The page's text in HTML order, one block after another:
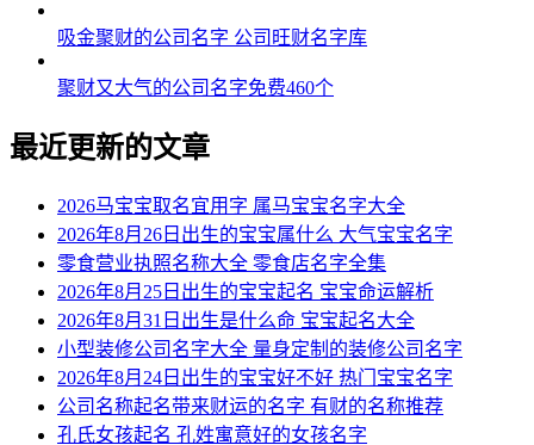
吸金聚财的公司名字 公司旺财名字库
聚财又大气的公司名字免费460个
最近更新的文章
2026马宝宝取名宜用字 属马宝宝名字大全
2026年8月26日出生的宝宝属什么 大气宝宝名字
零食营业执照名称大全 零食店名字全集
2026年8月25日出生的宝宝起名 宝宝命运解析
2026年8月31日出生是什么命 宝宝起名大全
小型装修公司名字大全 量身定制的装修公司名字
2026年8月24日出生的宝宝好不好 热门宝宝名字
公司名称起名带来财运的名字 有财的名称推荐
孔氏女孩起名 孔姓寓意好的女孩名字